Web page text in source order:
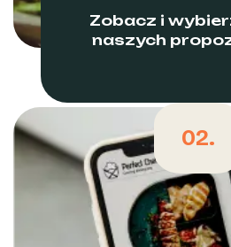
Zobacz i
naszych
02.